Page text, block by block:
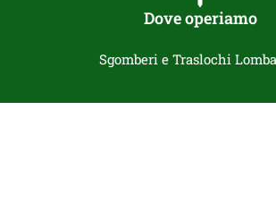
Dove operiamo
Sgomberi e Traslochi